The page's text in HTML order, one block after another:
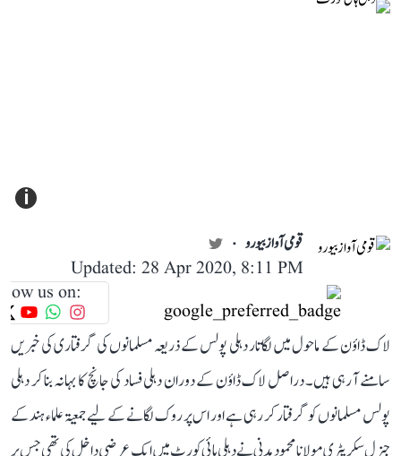
i
قومی آواز بیورو
Updated: 28 Apr 2020, 8:11 PM
us on:
لاک ڈاؤن کے ماحول میں لگاتار دہلی پولس کے ذریعہ مسلمانوں کی گرفتاری کی خبریں
سامنے آ رہی ہیں۔ دراصل لاک ڈاؤن کے دوران دہلی فساد کی جانچ کا بہانہ بنا کر دہلی
پولس مسلمانوں کو گرفتار کر رہی ہے اور اس پر روک لگانے کے لیے جمعیۃ علماء ہند کے